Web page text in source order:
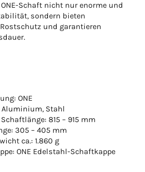
Schaft nicht nur enorme und
sondern bieten
und garantieren
ONE
Stahl
815 – 915 mm
305 – 405 mm
ca.: 1.860 g
ONE Edelstahl-Schaftkappe